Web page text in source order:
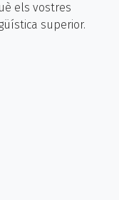
els vostres
superior.